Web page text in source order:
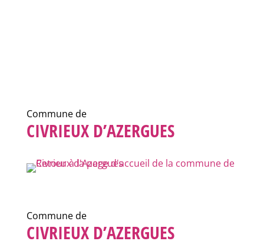
Commune de
CIVRIEUX D’AZERGUES
Commune de
CIVRIEUX D’AZERGUES